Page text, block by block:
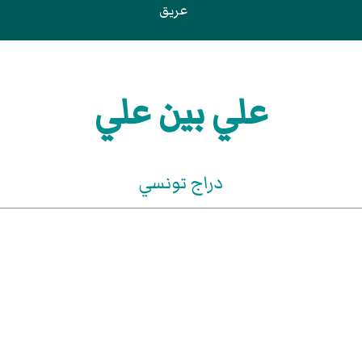
عريق
علي بين علي
دراج تونسي